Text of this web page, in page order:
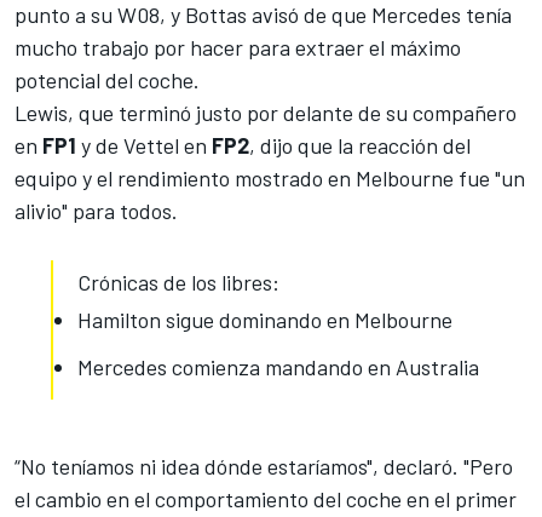
punto a su W08, y Bottas avisó de que Mercedes tenía
mucho trabajo por hacer para extraer el máximo
potencial del coche.
Lewis, que terminó justo por delante de su compañero
en FP1 y de Vettel en FP2, dijo que la reacción del
equipo y el rendimiento mostrado en Melbourne fue "un
alivio" para todos.
Crónicas de los libres:
Hamilton sigue dominando en Melbourne
Mercedes comienza mandando en Australia
“No teníamos ni idea dónde estaríamos", declaró. "Pero
el cambio en el comportamiento del coche en el primer